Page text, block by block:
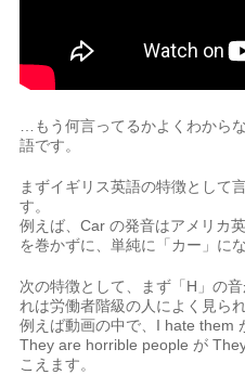
…もう何言ってるかよくわから
語です。
まずイギリス英語の特徴として
す。
例えば、Car の発音はアメリカ
を巻かずに、単純に「カー」にな
次の特徴として、まず「H」の
れは労働者階級の人によく見られ
例えば動画の中で、I hate them
They are horrible people が
こえます。